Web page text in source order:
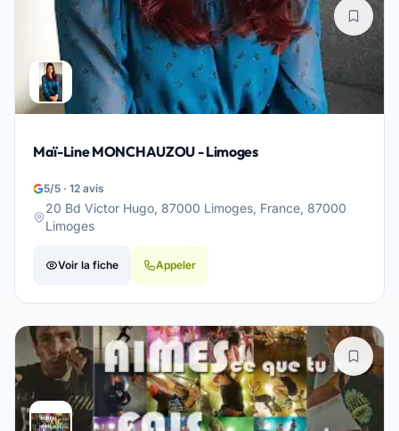
Maï-Line MONCHAUZOU - Limoges
5/5 · 12 avis
20 Bd Victor Hugo, 87000 Limoges, France, 87000
Limoges
Voir la fiche Appeler